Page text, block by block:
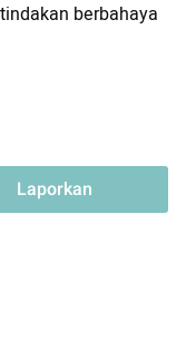
berbahaya
Laporkan